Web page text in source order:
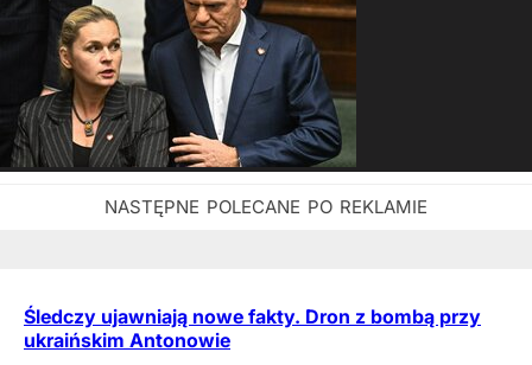
Śledczy ujawniają nowe fakty. Dron z bombą przy
ukraińskim Antonowie